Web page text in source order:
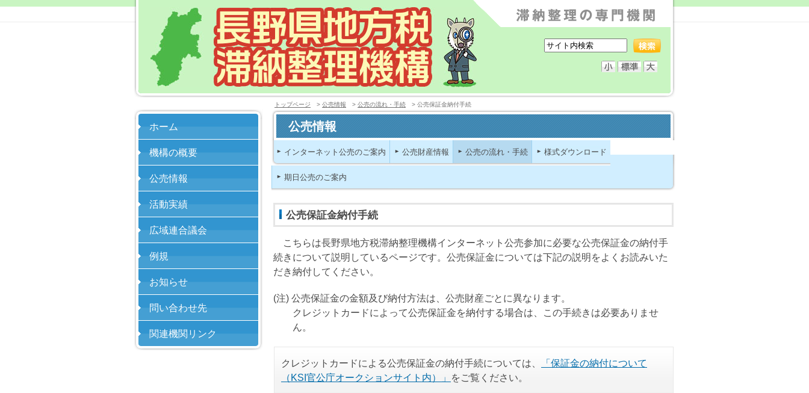
トップページ > 公売情報 > 公売の流れ・手続 > 公売保証金納付手続
公売情報
インターネット公売のご案内 公売財産情報 公売の流れ・手続 様式ダウンロード
期日公売のご案内
公売保証金納付手続
こちらは長野県地方税滞納整理機構インターネット公売参加に必要な公売保証金の納付手
続きについて説明しているページです。公売保証金については下記の説明をよくお読みいた
だき納付してください。
(注) 公売保証金の金額及び納付方法は、公売財産ごとに異なります。
クレジットカードによって公売保証金を納付する場合は、この手続きは必要ありませ
ん。
クレジットカードによる公売保証金の納付手続については、
「保証金の納付について
（KSI官公庁オークションサイト内）」
をご覧ください。
ホーム
機構の概要
公売情報
活動実績
広域連合議会
例規
お知らせ
問い合わせ先
関連機関リンク